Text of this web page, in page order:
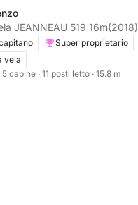
JEANNEAU 519 16m(2018)
Super proprietario
vela
5 cabine · 11 posti letto · 15.8 m